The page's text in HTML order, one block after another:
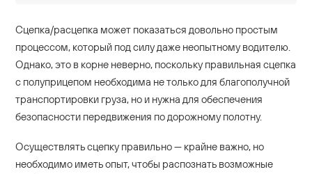
Сцепка/расцепка может показаться довольно простым
процессом, который под силу даже неопытному водителю.
Однако, это в корне неверно, поскольку правильная сцепка
с полуприцепом необходима не только для благополучной
транспортировки груза, но и нужна для обеспечения
безопасности передвижения по дорожному полотну.
Осуществлять сцепку правильно — крайне важно, но
необходимо иметь опыт, чтобы распознать возможные